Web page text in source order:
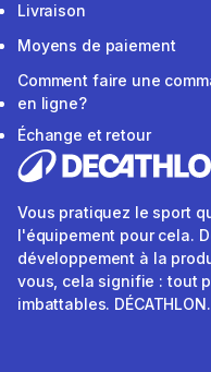
Livraison
Moyens de paiement
Comment faire une
en ligne?
Échange et retour
Vous pratiquez le sport
l'équipement pour cela.
développement à la
vous, cela signifie : tout
imbattables.